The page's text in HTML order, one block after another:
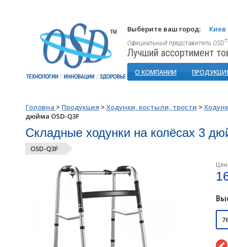
Выберите ваш город: Киев
Официальный представитель OSD
Лучший ассортимент
О КОМПАНИИ
Головна > Продукция > Ходунки, костыли, трости >
дюйма OSD-Q3F
Складные ходунки на колёсах 3
OSD-Q3F